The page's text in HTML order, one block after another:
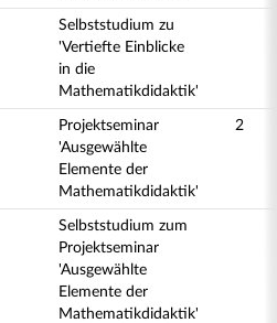
Selbststudium zu
'Vertiefte Einblicke
in die
Mathematikdidaktik'
Projektseminar
'Ausgewählte
Elemente der
Mathematikdidaktik'
2
Selbststudium zum
Projektseminar
'Ausgewählte
Elemente der
Mathematikdidaktik'